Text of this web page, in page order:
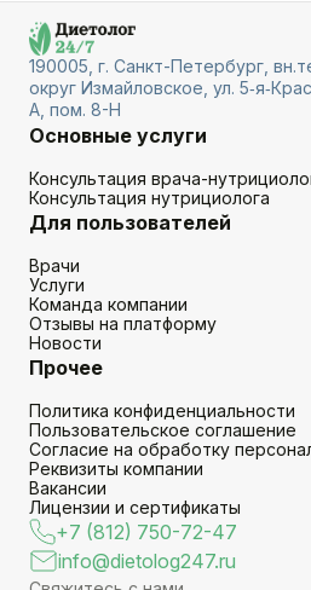
190005, г. Санкт-Петербург,
округ Измайловское, ул.
А, пом. 8-Н
Основные услуги
Консультация врача-
Консультация нутрициолога
Для пользователей
Врачи
Услуги
Команда компании
Отзывы на платформу
Новости
Прочее
Политика конфиденциальности
Пользовательское соглашение
Согласие на обработку
Реквизиты компании
Вакансии
Лицензии и сертификаты
+7 (812) 750-72-47
info@dietolog247.ru